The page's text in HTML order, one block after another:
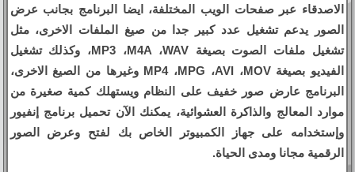
الاصدقاء عبر صفحات الويب المختلفة، ايضا البرنامج بجانب عرض
الصور يدعم تشغيل عدد كبير جدا من صيغ الملفات الاخرى، مثل
تشغيل ملفات الصوت بصيغة MP3 ،M4A ،WAV، وكذلك تشغيل
الفيديو بصيغة MP4 ،MPG ،AVI ،MOV وغيرها من الصيغ الاخرى،
البرنامج عارض صور خفيف على النظام ويستهلك كمية صغيرة من
موارد المعالج والذاكرة العشوائية، يمكنك الآن تحميل برنامج إنفيور
وإستخدامه على جهاز الكمبيوتر الخاص بك لفتح وعرض الصور
الرقمية مجانا ومدى الحياة.